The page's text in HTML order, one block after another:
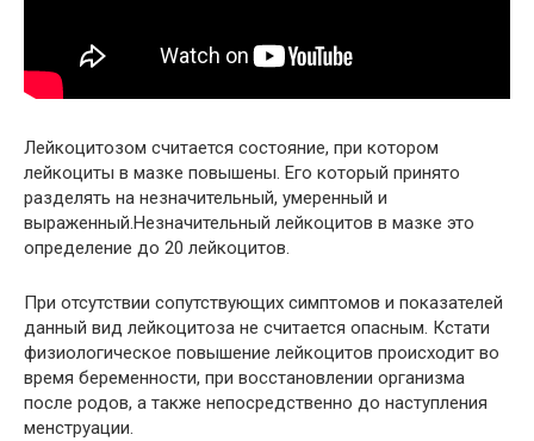
Лейкоцитозом считается состояние, при котором
лейкоциты в мазке повышены. Его который принято
разделять на незначительный, умеренный и
выраженный.Незначительный лейкоцитов в мазке это
определение до 20 лейкоцитов.
При отсутствии сопутствующих симптомов и показателей
данный вид лейкоцитоза не считается опасным. Кстати
физиологическое повышение лейкоцитов происходит во
время беременности, при восстановлении организма
после родов, а также непосредственно до наступления
менструации.